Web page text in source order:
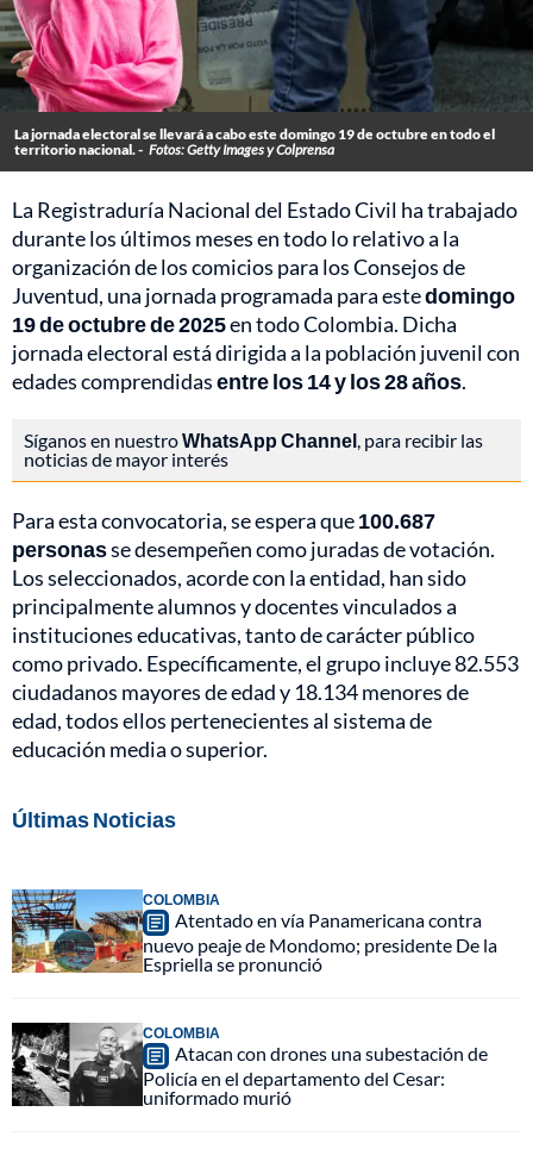
La jornada electoral se llevará a cabo este domingo 19 de octubre en todo el
territorio nacional. - Fotos: Getty Images y Colprensa
La Registraduría Nacional del Estado Civil ha trabajado
durante los últimos meses en todo lo relativo a la
organización de los comicios para los Consejos de
Juventud, una jornada programada para estedomingo
19 de octubre de 2025en todo Colombia. Dicha
jornada electoral está dirigida a la población juvenil con
edades comprendidasentre los 14 y los 28 años.
Síganos en nuestroWhatsApp Channel, para recibir las
noticias de mayor interés
Para esta convocatoria, se espera que100.687
personasse desempeñen como juradas de votación.
Los seleccionados, acorde con la entidad, han sido
principalmente alumnos y docentes vinculados a
instituciones educativas, tanto de carácter público
como privado. Específicamente, el grupo incluye 82.553
ciudadanos mayores de edad y 18.134 menores de
edad, todos ellos pertenecientes al sistema de
educación media o superior.
Últimas Noticias
COLOMBIA
Atentado en vía Panamericana contra
nuevo peaje de Mondomo; presidente De la
Espriella se pronunció
COLOMBIA
Atacan con drones una subestación de
Policía en el departamento del Cesar:
uniformado murió